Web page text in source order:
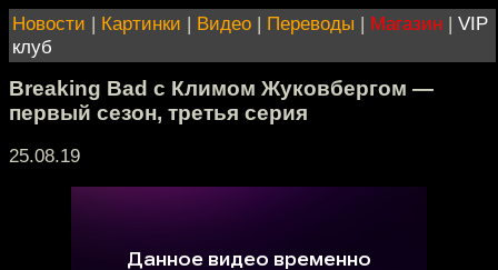
Новости | Картинки | Видео | Переводы | Магазин | VIP
клуб
Breaking Bad с Климом Жуковбергом —
первый сезон, третья серия
25.08.19